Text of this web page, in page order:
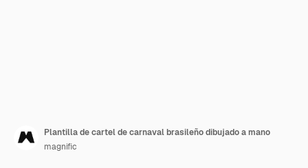
Plantilla de cartel de carnaval brasileño dibujado a mano
magnific